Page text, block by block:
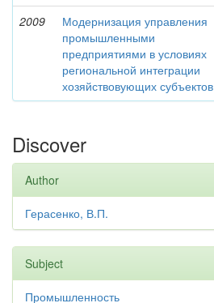
2009
Модернизация управления
промышленными
предприятиями в условиях
региональной интеграции
хозяйствовующих субъектов
Discover
Author
Герасенко, В.П.
Subject
Промышленность